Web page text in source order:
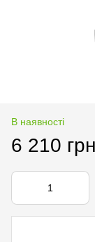
В наявності
6 210 грн